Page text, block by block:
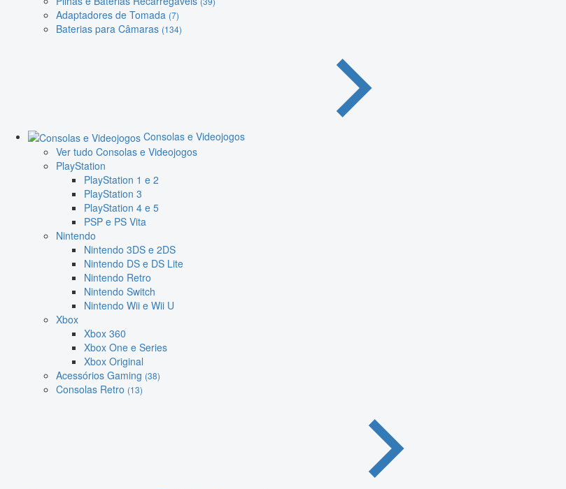
Adaptadores de Tomada (7)
Baterias para Câmaras (134)
Consolas e Videojogos
Ver tudo Consolas e Videojogos
PlayStation
PlayStation 1 e 2
PlayStation 3
PlayStation 4 e 5
PSP e PS Vita
Nintendo
Nintendo 3DS e 2DS
Nintendo DS e DS Lite
Nintendo Retro
Nintendo Switch
Nintendo Wii e Wii U
Xbox
Xbox 360
Xbox One e Series
Xbox Original
Acessórios Gaming (38)
Consolas Retro (13)